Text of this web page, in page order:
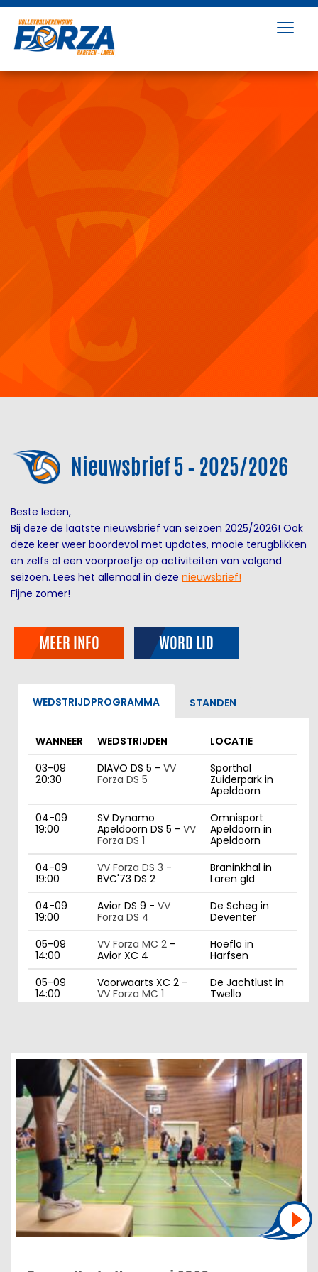
Nieuwsbrief 5 – 2025/2026
Beste leden,
Bij deze de laatste nieuwsbrief van seizoen 2025/2026! Ook
deze keer weer boordevol met updates, mooie terugblikken
en zelfs al een voorproefje op activiteiten van volgend
seizoen. Lees het allemaal in deze nieuwsbrief!
Fijne zomer!
MEER INFO WORD LID
WEDSTRIJDPROGRAMMA
WANNEER WEDSTRIJDEN
LOCATIE
03-09
20:30
DIAVO DS 5 - VV
Forza DS 5
Sporthal
Zuiderpark in
Apeldoorn
04-09
19:00
SV Dynamo
Apeldoorn DS 5 - VV
Forza DS 1
Omnisport
Apeldoorn in
Apeldoorn
04-09
19:00
VV Forza DS 3 -
BVC'73 DS 2
Braninkhal in
Laren gld
04-09
19:00
Avior DS 9 - VV
Forza DS 4
De Scheg in
Deventer
05-09
14:00
VV Forza MC 2 -
Avior XC 4
Hoeflo in
Harfsen
05-09
14:00
Voorwaarts XC 2 -
VV Forza MC 1
De Jachtlust in
Twello
10-09
21:00
VV Forza DS 2-
Dash DS 4
Braninkhal in
Laren gld
11-09
19:00
VV Forza DS 1- Avior
DS 2
Braninkhal in
Laren gld
11-09
20:00
Avior DR 1 -VV Forza
DS 5
De Scheg in
Deventer
11-09
21:00
VV Forza DS 4-
Bruvoc DS 1
Braninkhal in
Laren gld
12-09
14:00
Voorwaarts XC 2 -
VV Forza MC 1
De Jachtlust in
Twello
STANDEN